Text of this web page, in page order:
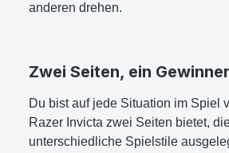
anderen drehen.
Zwei Seiten, ein
Du bist auf jede Situation im Spiel
Razer Invicta zwei Seiten bietet,
unterschiedliche Spielstile